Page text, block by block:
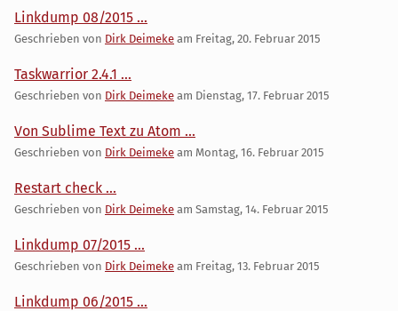
Linkdump 08/2015 ...
Geschrieben von Dirk Deimeke am Freitag, 20. Februar 2015
Taskwarrior 2.4.1 ...
Geschrieben von Dirk Deimeke am Dienstag, 17. Februar 2015
Von Sublime Text zu Atom ...
Geschrieben von Dirk Deimeke am Montag, 16. Februar 2015
Restart check ...
Geschrieben von Dirk Deimeke am Samstag, 14. Februar 2015
Linkdump 07/2015 ...
Geschrieben von Dirk Deimeke am Freitag, 13. Februar 2015
Linkdump 06/2015 ...